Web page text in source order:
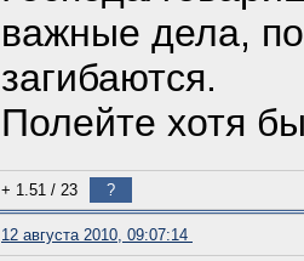
важные дела,
загибаются.
Полейте хотя
+ 1.51 / 23 ?
12 августа 2010, 09:07:14